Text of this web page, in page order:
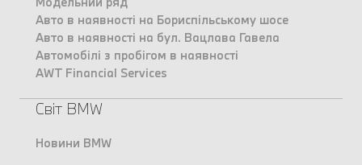
Авто в наявності на Бориспільському шосе
Авто в наявності на бул. Вацлава Гавела
Автомобілі з пробігом в наявності
AWT Financial Services
Світ BMW
Новини BMW